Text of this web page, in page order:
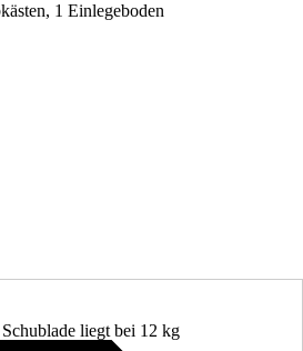
1 Einlegeboden
liegt bei 12 kg